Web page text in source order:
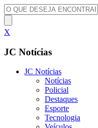
X
JC Notícias
JC Notícias
Notícias
Policial
Destaques
Esporte
Tecnologia